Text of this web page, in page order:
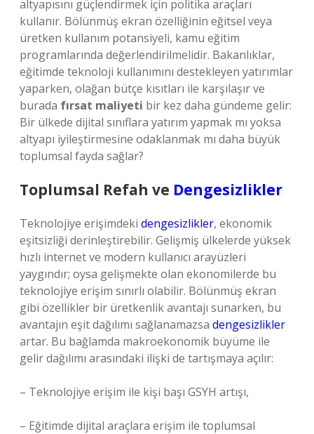
altyapısını güçlendirmek için politika araçları
kullanır. Bölünmüş ekran özelliğinin eğitsel veya
üretken kullanım potansiyeli, kamu eğitim
programlarında değerlendirilmelidir. Bakanlıklar,
eğitimde teknoloji kullanımını destekleyen yatırımlar
yaparken, olağan bütçe kısıtları ile karşılaşır ve
burada fırsat maliyeti bir kez daha gündeme gelir:
Bir ülkede dijital sınıflara yatırım yapmak mı yoksa
altyapı iyileştirmesine odaklanmak mı daha büyük
toplumsal fayda sağlar?
Toplumsal Refah ve Dengesizlikler
Teknolojiye erişimdeki dengesizlikler, ekonomik
eşitsizliği derinleştirebilir. Gelişmiş ülkelerde yüksek
hızlı internet ve modern kullanıcı arayüzleri
yaygındır; oysa gelişmekte olan ekonomilerde bu
teknolojiye erişim sınırlı olabilir. Bölünmüş ekran
gibi özellikler bir üretkenlik avantajı sunarken, bu
avantajın eşit dağılımı sağlanamazsa dengesizlikler
artar. Bu bağlamda makroekonomik büyüme ile
gelir dağılımı arasındaki ilişki de tartışmaya açılır:
– Teknolojiye erişim ile kişi başı GSYH artışı,
– Eğitimde dijital araçlara erişim ile toplumsal